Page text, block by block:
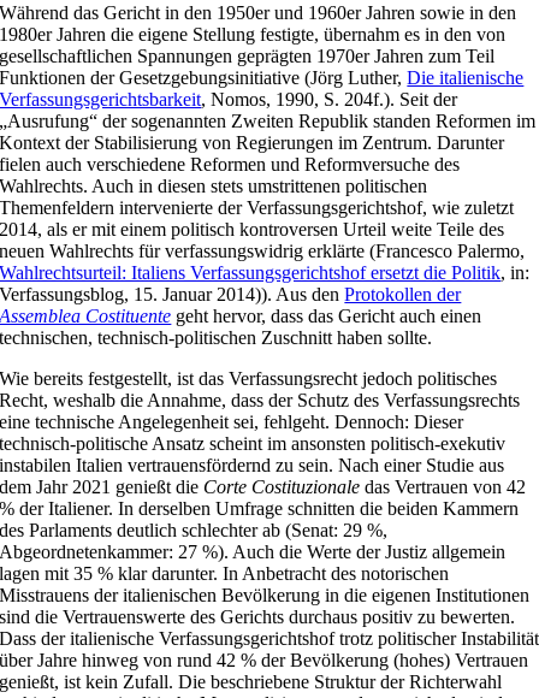
Während das Gericht in den 1950er und 1960er Jahren sowie in den
1980er Jahren die eigene Stellung festigte, übernahm es in den von
gesellschaftlichen Spannungen geprägten 1970er Jahren zum Teil
Funktionen der Gesetzgebungsinitiative (Jörg Luther,Die italienische
Verfassungsgerichtsbarkeit, Nomos, 1990, S. 204f.). Seit der
„Ausrufung“ der sogenannten Zweiten Republik standen Reformen im
Kontext der Stabilisierung von Regierungen im Zentrum. Darunter
fielen auch verschiedene Reformen und Reformversuche des
Wahlrechts. Auch in diesen stets umstrittenen politischen
Themenfeldern intervenierte der Verfassungsgerichtshof, wie zuletzt
2014, als er mit einem politisch kontroversen Urteil weite Teile des
neuen Wahlrechts für verfassungswidrig erklärte (Francesco Palermo,
Wahlrechtsurteil: Italiens Verfassungsgerichtshof ersetzt die Politik, in:
Verfassungsblog, 15. Januar 2014)). Aus denProtokollen der
Assemblea Costituente geht hervor, dass das Gericht auch einen
technischen, technisch-politischen Zuschnitt haben sollte.
Wie bereits festgestellt, ist das Verfassungsrecht jedoch politisches
Recht, weshalb die Annahme, dass der Schutz des Verfassungsrechts
eine technische Angelegenheit sei, fehlgeht. Dennoch: Dieser
technisch-politische Ansatz scheint im ansonsten politisch-exekutiv
instabilen Italien vertrauensfördernd zu sein. Nach einer Studie aus
dem Jahr 2021 genießt die Corte Costituzionaledas Vertrauen von 42
% der Italiener. In derselben Umfrage schnitten die beiden Kammern
des Parlaments deutlich schlechter ab (Senat: 29 %,
Abgeordnetenkammer: 27 %). Auch die Werte der Justiz allgemein
lagen mit 35 % klar darunter. In Anbetracht des notorischen
Misstrauens der italienischen Bevölkerung in die eigenen Institutionen
sind die Vertrauenswerte des Gerichts durchaus positiv zu bewerten.
Dass der italienische Verfassungsgerichtshof trotz politischer Instabilität
über Jahre hinweg von rund 42 % der Bevölkerung (hohes) Vertrauen
genießt, ist kein Zufall. Die beschriebene Struktur der Richterwahl